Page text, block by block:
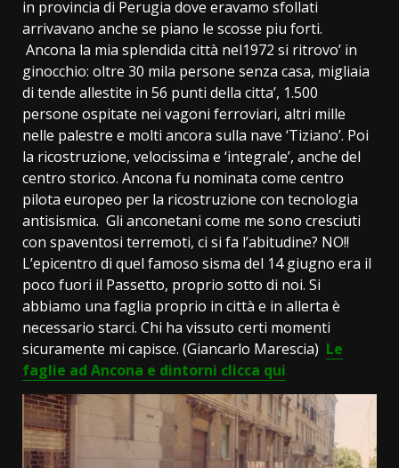
in provincia di Perugia dove eravamo sfollati
arrivavano anche se piano le scosse piu forti.
Ancona la mia splendida città nel1972 si ritrovo’ in
ginocchio: oltre 30 mila persone senza casa, migliaia
di tende allestite in 56 punti della citta’, 1.500
persone ospitate nei vagoni ferroviari, altri mille
nelle palestre e molti ancora sulla nave ‘Tiziano’. Poi
la ricostruzione, velocissima e ‘integrale’, anche del
centro storico. Ancona fu nominata come centro
pilota europeo per la ricostruzione con tecnologia
antisismica. Gli anconetani come me sono cresciuti
con spaventosi terremoti, ci si fa l’abitudine? NO!!
L’epicentro di quel famoso sisma del 14 giugno era il
poco fuori il Passetto, proprio sotto di noi. Si
abbiamo una faglia proprio in città e in allerta è
necessario starci. Chi ha vissuto certi momenti
sicuramente mi capisce. (Giancarlo Marescia) Le
faglie ad Ancona e dintorni clicca qui